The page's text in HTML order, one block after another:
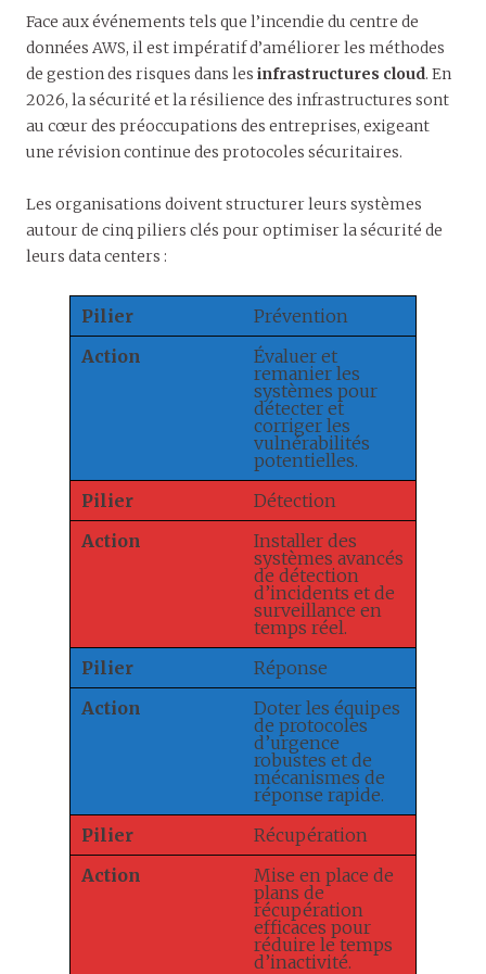
Face aux événements tels que l’incendie du centre de
données AWS, il est impératif d’améliorer les méthodes
de gestion des risques dans les infrastructures cloud. En
2026, la sécurité et la résilience des infrastructures sont
au cœur des préoccupations des entreprises, exigeant
une révision continue des protocoles sécuritaires.
Les organisations doivent structurer leurs systèmes
autour de cinq piliers clés pour optimiser la sécurité de
leurs data centers :
Pilier
Prévention
Action
Évaluer et
remanier les
systèmes pour
détecter et
corriger les
vulnérabilités
potentielles.
Pilier
Détection
Action
Installer des
systèmes avancés
de détection
d’incidents et de
surveillance en
temps réel.
Pilier
Réponse
Action
Doter les équipes
de protocoles
d’urgence
robustes et de
mécanismes de
réponse rapide.
Pilier
Récupération
Action
Mise en place de
plans de
récupération
efficaces pour
réduire le temps
d’inactivité.